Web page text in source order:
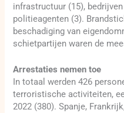
infrastructuur (15),
politieagenten (3).
beschadiging van
schietpartijen waren de
Arrestaties nemen toe
In totaal werden 426
terroristische activiteiten,
2022 (380). Spanje,